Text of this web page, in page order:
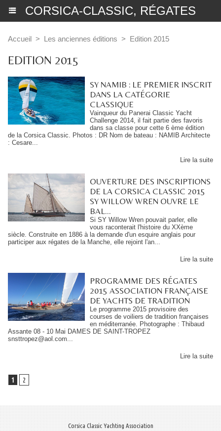
CORSICA-CLASSIC, RÉGATES
Accueil > Les anciennes éditions > Edition 2015
EDITION 2015
SY NAMIB : LE PREMIER INSCRIT
DANS LA CATÉGORIE
CLASSIQUE
Vainqueur du Panerai Classic Yacht
Challenge 2014, il fait partie des favoris
dans sa classe pour cette 6 ème édition
de la Corsica Classic. Photos : DR Nom de bateau : NAMIB Architecte
: Cesare...
Lire la suite
OUVERTURE DES INSCRIPTIONS
DE LA CORSICA CLASSIC 2015
SY WILLOW WREN OUVRE LE
BAL...
Si SY Willow Wren pouvait parler, elle
vous raconterait l'histoire du XXème
siècle. Construite en 1886 à la demande d'un esquire anglais pour
participer aux régates de la Manche, elle rejoint l'an...
Lire la suite
PROGRAMME DES RÉGATES
2015 ASSOCIATION FRANÇAISE
DE YACHTS DE TRADITION
Le programme 2015 provisoire des
courses de voiliers de tradition françaises
en méditerranée. Photographe : Thibaud
Assante 08 - 10 Mai DAMES DE SAINT-TROPEZ
snsttropez@aol.com...
Lire la suite
1 2
Corsica Classic Yachting Association